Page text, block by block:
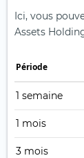
Ici, vous
Assets
Période
1 semaine
1 mois
3 mois